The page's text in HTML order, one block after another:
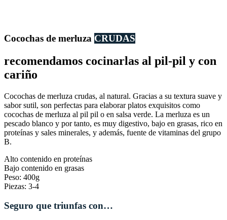
Cocochas de merluza CRUDAS
recomendamos cocinarlas al pil-pil y con
cariño
Cocochas de merluza crudas, al natural. Gracias a su textura suave y
sabor sutil, son perfectas para elaborar platos exquisitos como
cocochas de merluza al pil pil o en salsa verde. La merluza es un
pescado blanco y por tanto, es muy digestivo, bajo en grasas, rico en
proteínas y sales minerales, y además, fuente de vitaminas del grupo
B.
Alto contenido en proteínas
Bajo contenido en grasas
Peso: 400g
Piezas: 3-4
Seguro que triunfas con…